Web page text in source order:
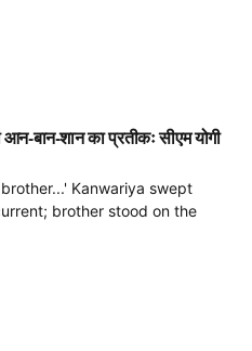
बान-शान का प्रतीकः सीएम योगी